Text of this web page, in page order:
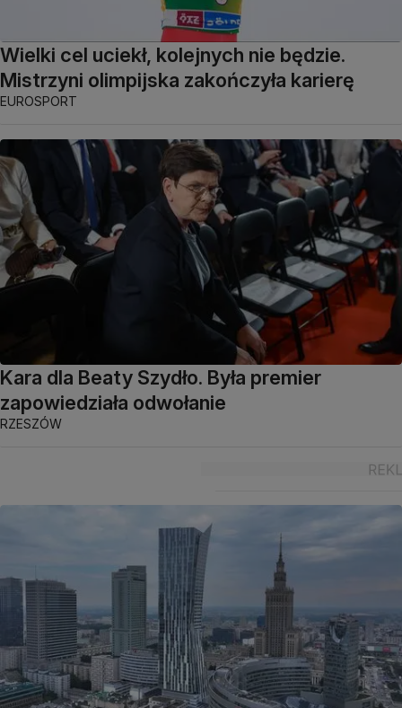
Wielki cel uciekł, kolejnych nie będzie.
Mistrzyni olimpijska zakończyła karierę
EUROSPORT
Kara dla Beaty Szydło. Była premier
zapowiedziała odwołanie
RZESZÓW